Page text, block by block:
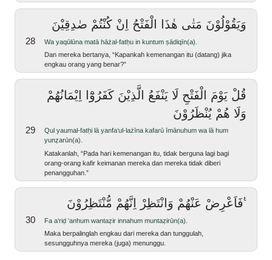
28
وَيَقُوْلُوْنَ مَتٰى هٰذَا الْفَتْحُ اِنْ كُنْتُمْ صٰدِقِيْنَ
wa yaqūlūna matā hāżal-fatḥu in kuntum ṣādiqīn(a).
Dan mereka bertanya, “Kapankah kemenangan itu (datang) jika
engkau orang yang benar?”
29
قُلْ يَوْمَ الْفَتْحِ لَا يَنْفَعُ الَّذِيْنَ كَفَرُوْٓا اِيْمَانُهُمْ
وَلَا هُمْ يُنْظَرُوْنَ
qul yaumal-fatḥi lā yanfa‘ul-lażīna kafarū īmānuhum wa lā hum
yunẓarūn(a).
Katakanlah, “Pada hari kemenangan itu, tidak berguna lagi bagi
orang-orang kafir keimanan mereka dan mereka tidak diberi
penangguhan.”
30
فَاَعْرِضْ عَنْهُمْ وَانْتَظِرْ اِنَّهُمْ مُّنْتَظِرُوْنَ ࣖ
fa a‘riḍ ‘anhum wantaẓir innahum muntaẓirūn(a).
Maka berpalinglah engkau dari mereka dan tunggulah,
sesungguhnya mereka (juga) menunggu.